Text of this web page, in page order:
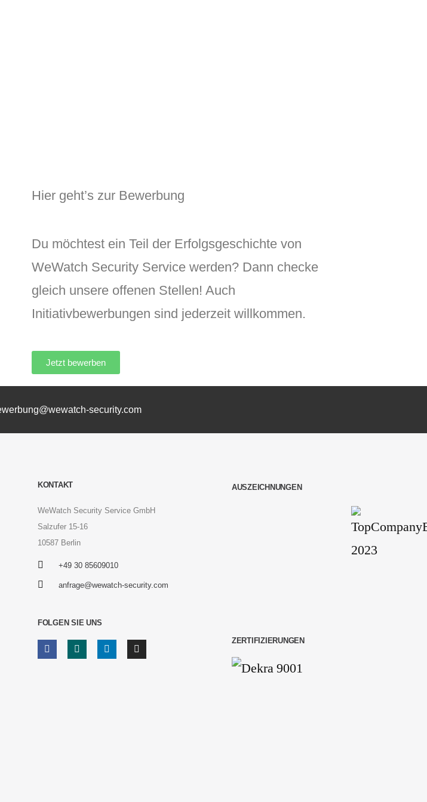
Hier geht’s zur Bewerbung
Du möchtest ein Teil der Erfolgsgeschichte von
WeWatch Security Service werden? Dann checke
gleich unsere offenen Stellen! Auch
Initiativbewerbungen sind jederzeit willkommen.
Jetzt bewerben
security.com
KONTAKT
WeWatch Security Service GmbH
Salzufer 15-16
10587 Berlin
+49 30 85609010
anfrage@wewatch-security.com
FOLGEN SIE UNS
AUSZEICHNUNGEN
ZERTIFIZIERUNGEN